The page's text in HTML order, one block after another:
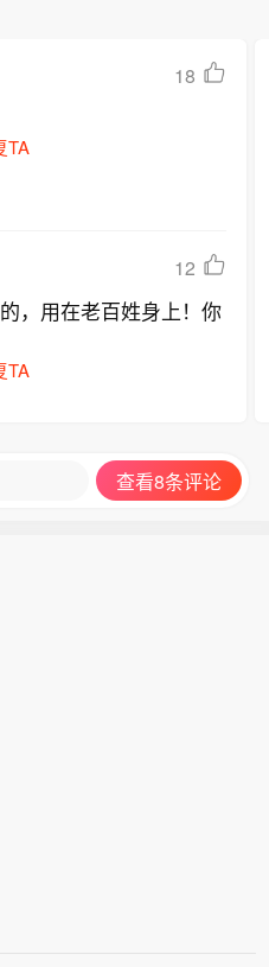
18
TA
12
，用在老百姓身上！你
TA
查看8条评论